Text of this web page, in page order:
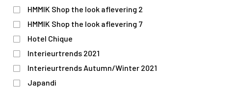
HMMIK Shop the look aflevering 2
HMMIK Shop the look aflevering 7
Hotel Chique
Interieurtrends 2021
Interieurtrends Autumn/Winter 2021
Japandi